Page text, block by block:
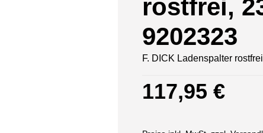
rostfrei,
9202323
F. DICK Ladenspalter
Regulärer Preis:
117,95 €